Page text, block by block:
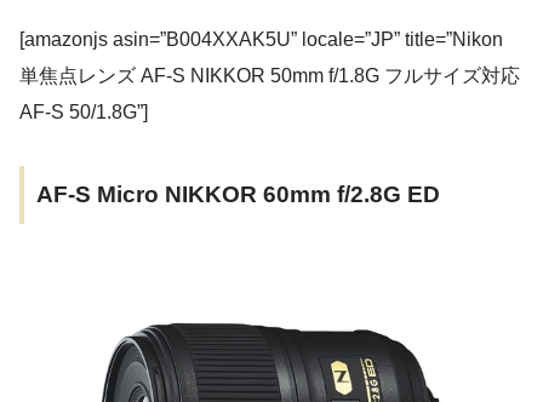
[amazonjs asin=”B004XXAK5U” locale=”JP” title=”Nikon
単焦点レンズ AF-S NIKKOR 50mm f/1.8G フルサイズ対応
AF-S 50/1.8G”]
AF-S Micro NIKKOR 60mm f/2.8G ED